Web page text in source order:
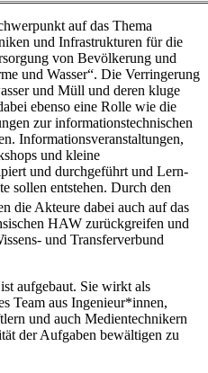
auf das Thema
und Infrastrukturen für die
von Bevölkerung und
und Wasser“. Die Verringerung
und Müll und deren kluge
ebenso eine Rolle wie die
zur informationstechnischen
Informationsveranstaltungen,
und kleine
und durchgeführt und Lern-
sollen entstehen. Durch den
die Akteure dabei auch auf das
HAW zurückgreifen und
und Transferverbund
aufgebaut. Sie wirkt als
Team aus Ingenieur*innen,
und auch Medientechnikern
der Aufgaben bewältigen zu